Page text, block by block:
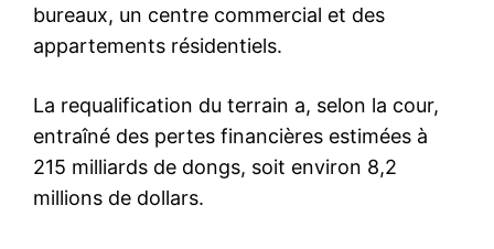
bureaux, un centre commercial et des
appartements résidentiels.
La requalification du terrain a, selon la cour,
entraîné des pertes financières estimées à
215 milliards de dongs, soit environ 8,2
millions de dollars.